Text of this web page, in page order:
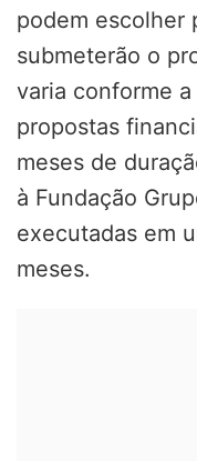
podem escolher
submeterão o
varia conforme
propostas
meses de
à Fundação
executadas em
meses.